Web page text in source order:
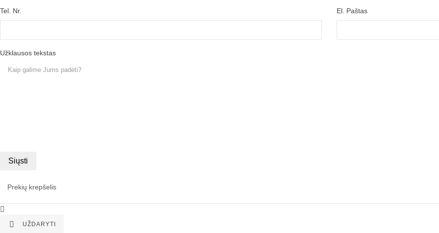
Tel. Nr. El. Paštas
Užklausos tekstas
Siųsti
Prekių krepšelis


UŽDARYTI